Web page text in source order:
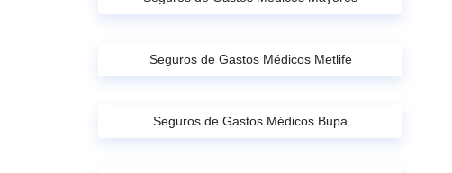
Seguros de Gastos Médicos Metlife
Seguros de Gastos Médicos Bupa